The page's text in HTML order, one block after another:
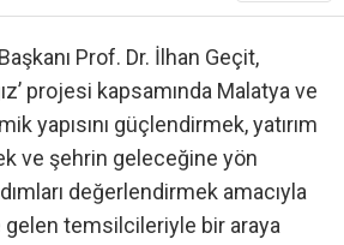
Prof. Dr. İlhan Geçit,
projesi kapsamında Malatya ve
yapısını güçlendirmek, yatırım
ve şehrin geleceğine yön
değerlendirmek amacıyla
gelen temsilcileriyle bir araya